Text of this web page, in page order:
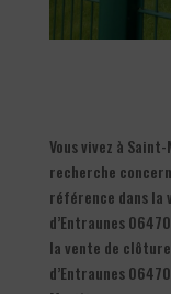
Vous vivez à
recherche
référence dans la
d’Entraunes
la vente de
d’Entraunes